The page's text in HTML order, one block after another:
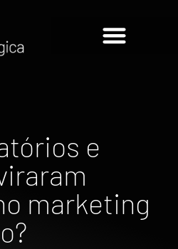
e
marketing